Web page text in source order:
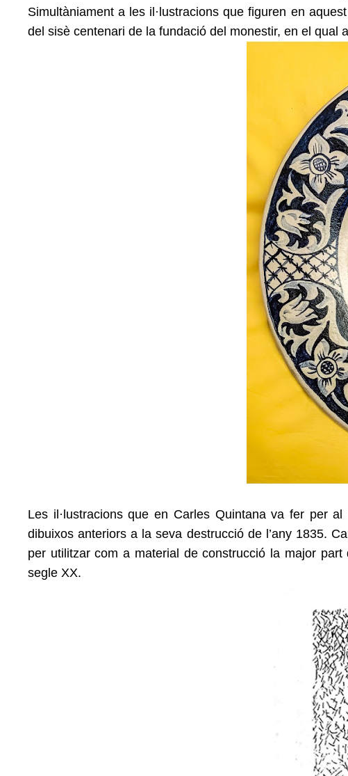
Simultàniament a les il·lustracions que figuren en
del sisè centenari de la fundació del monestir, en el
Les il·lustracions que en Carles Quintana va fer per
dibuixos anteriors a la seva destrucció de l’any 1835.
per utilitzar com a material de construcció la major
segle XX.